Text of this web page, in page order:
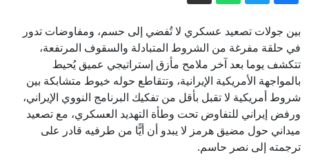
فوق قاعدة عسكرية
معركة المواطنة بالولادة.. من المستهدف
بقرار ترمب الجديد؟
"أُغرقت لإبطاء السوفيات".. الجفاف
يكشف حطام سفن نازية بنهر الدانوب، فما
قصتها؟
المعركة الأصعب في سوريا لم تبدأ بعد
بين جولات تصعيد عسكري لا تُفضي إلى حسم، ومفاوضات تدور
في حلقة مفرغة من الشروط المتبادلة والسقوف المرتفعة،
تتكشف يوما بعد آخر ملامح مأزق إستراتيجي عميق يُحيط
بالمواجهة الأمريكية الإيرانية، وتتقاطع حوله خيوط متشابكة بين
شروط أمريكية لا تقبل بأقل من تفكيك البرنامج النووي الإيراني،
ورفض إيراني للتفاوض تحت وطأة التهديد العسكري، مع تصعيد
ميداني حول مضيق هرمز لا يبدو أن أيًّا من طرفيه قادر على
ترجمته إلى نصر حاسم.